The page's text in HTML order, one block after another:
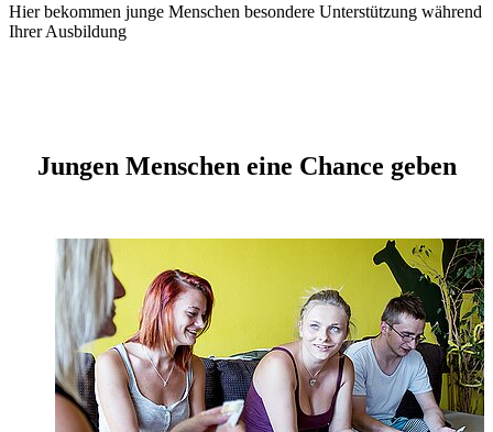
Hier bekommen junge Menschen besondere Unterstützung während
Ihrer Ausbildung
Jungen Menschen eine Chance geben